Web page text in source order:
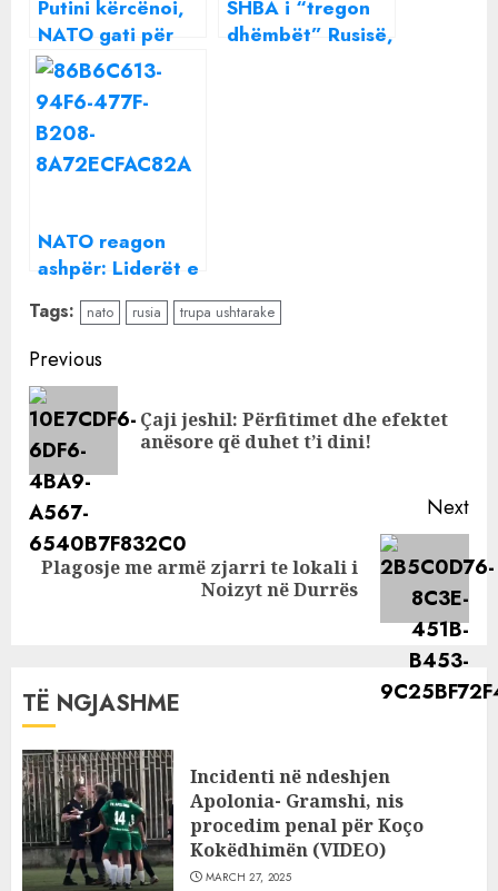
Putini kërcënoi,
NATO gati për
luftë, Gjermania
bën gati
“makinerinë
ushtarake”, 800
mijë trupa
SHBA i “tregon
dhëmbët” Rusisë,
NATO reagon
ashpër: Liderët e
Rusisë do të
mbajnë
përgjegjësi për
jetët e humbura
Tags: nato rusia trupa ushtarake
Continue
Reading
Previous
Çaji jeshil: Përfitimet dhe efektet
anësore që duhet t’i dini!
Next
Next
Plagosje me armë zjarri te lokali i
Noizyt në Durrës
TË NGJASHME
Incidenti në ndeshjen
Apolonia- Gramshi, nis
procedim penal për Koço
Kokëdhimën (VIDEO)
MARCH 27, 2025